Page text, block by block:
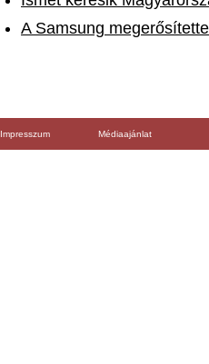
A Samsung
Impresszum Médiaajánlat